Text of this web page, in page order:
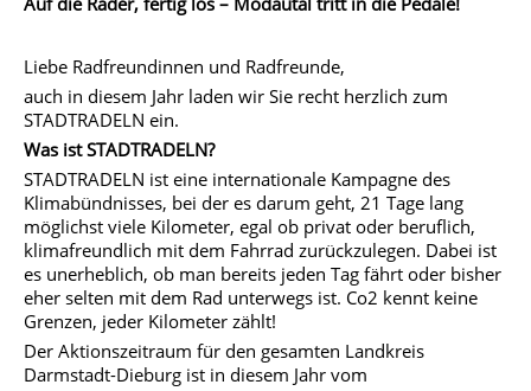
Liebe Radfreundinnen und Radfreunde,
auch in diesem Jahr laden wir Sie recht herzlich zum
STADTRADELN ein.
Was ist STADTRADELN?
STADTRADELN ist eine internationale Kampagne des
Klimabündnisses, bei der es darum geht, 21 Tage lang
möglichst viele Kilometer, egal ob privat oder beruflich,
klimafreundlich mit dem Fahrrad zurückzulegen. Dabei ist
es unerheblich, ob man bereits jeden Tag fährt oder bisher
eher selten mit dem Rad unterwegs ist. Co2 kennt keine
Grenzen, jeder Kilometer zählt!
Der Aktionszeitraum für den gesamten Landkreis
Darmstadt-Dieburg ist in diesem Jahr vom